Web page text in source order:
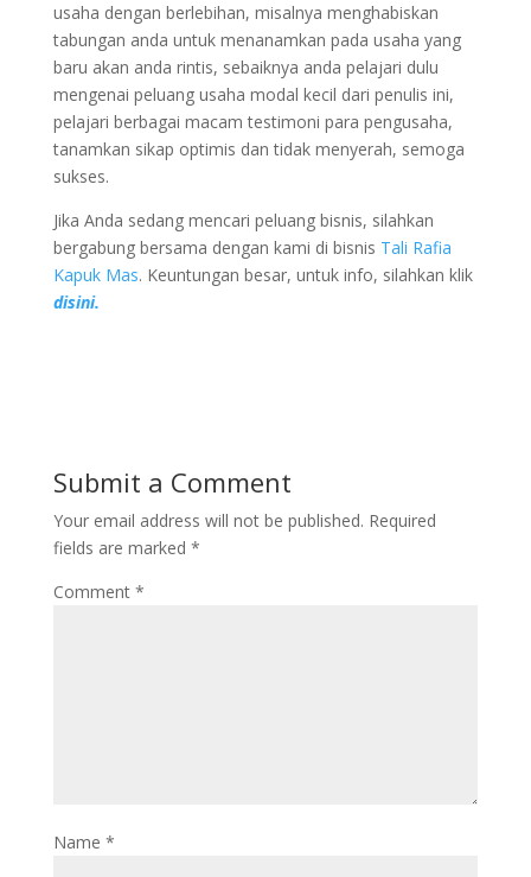
usaha dengan berlebihan, misalnya menghabiskan
tabungan anda untuk menanamkan pada usaha yang
baru akan anda rintis, sebaiknya anda pelajari dulu
mengenai peluang usaha modal kecil dari penulis ini,
pelajari berbagai macam testimoni para pengusaha,
tanamkan sikap optimis dan tidak menyerah, semoga
sukses.
Jika Anda sedang mencari peluang bisnis, silahkan
bergabung bersama dengan kami di bisnis Tali Rafia
Kapuk Mas. Keuntungan besar, untuk info, silahkan klik
disini.
Submit a Comment
Your email address will not be published. Required
fields are marked *
Comment *
Name *